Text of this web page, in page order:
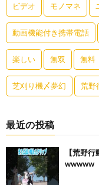
ビデオ モノマネ
動画機能付き携帯電話
楽しい 無双 無料
芝刈り機〆夢幻 荒野
最近の投稿
【荒野
wwwww